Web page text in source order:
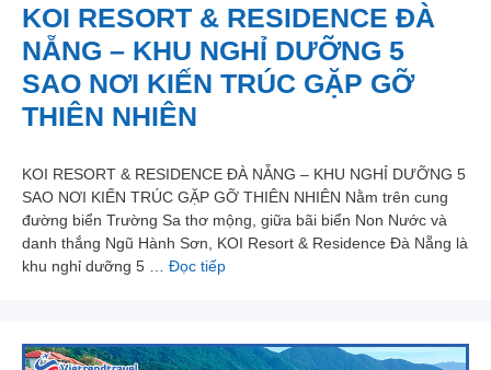
KOI RESORT & RESIDENCE ĐÀ
NẴNG – KHU NGHỈ DƯỠNG 5
SAO NƠI KIẾN TRÚC GẶP GỠ
THIÊN NHIÊN
KOI RESORT & RESIDENCE ĐÀ NẴNG – KHU NGHỈ DƯỠNG 5
SAO NƠI KIẾN TRÚC GẶP GỠ THIÊN NHIÊN Nằm trên cung
đường biển Trường Sa thơ mộng, giữa bãi biển Non Nước và
danh thắng Ngũ Hành Sơn, KOI Resort & Residence Đà Nẵng là
khu nghỉ dưỡng 5 … Đọc tiếp